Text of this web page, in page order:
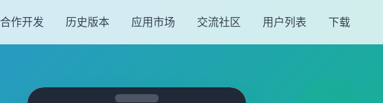
合作开发 历史版本 应用市场 交流社区 用户列表 下载